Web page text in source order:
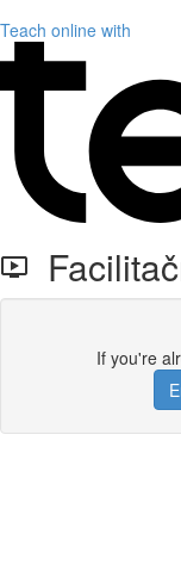
Teach online with
If you're